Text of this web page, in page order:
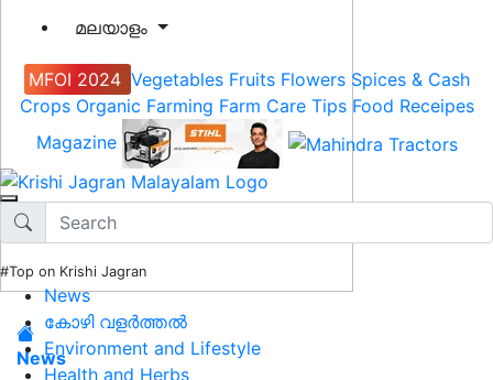
മലയാളം
MFOI 2024 Vegetables Fruits Flowers Spices & Cash
Crops Organic Farming Farm Care Tips Food Receipes
Magazine
#Top on Krishi Jagran
News
കോഴി വളർത്തൽ
Environment and Lifestyle
Health and Herbs
News